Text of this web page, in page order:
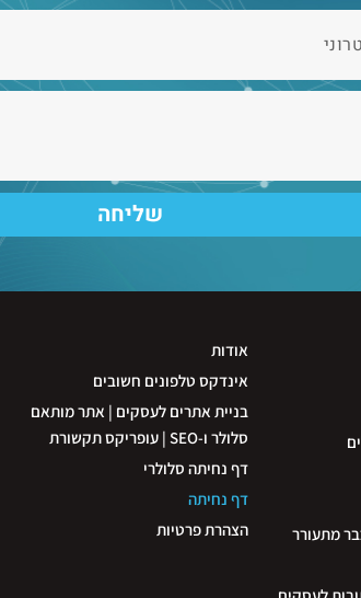
שליחה
מתעורר
אודות
אינדקס טלפונים חשובים
בניית אתרים לעסקים | אתר מותאם
סלולר ו-SEO | עופריקס תקשורת
דף נחיתה סלולרי
דף נחיתה
הצהרת פרטיות